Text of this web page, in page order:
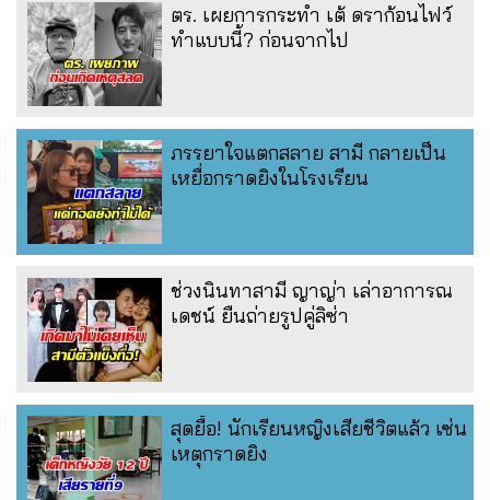
ตร. เผยการกระทำ เต้ ดราก้อนไฟว์
ทำแบบนี้? ก่อนจากไป
ภรรยาใจแตกสลาย สามี กลายเป็น
เหยื่อกราดยิงในโรงเรียน
ช่วงนินทาสามี ญาญ่า เล่าอาการณ
เดชน์ ยืนถ่ายรูปคู่ลิซ่า
สุดยื้อ! นักเรียนหญิงเสียชีวิตแล้ว เซ่น
เหตุกราดยิง